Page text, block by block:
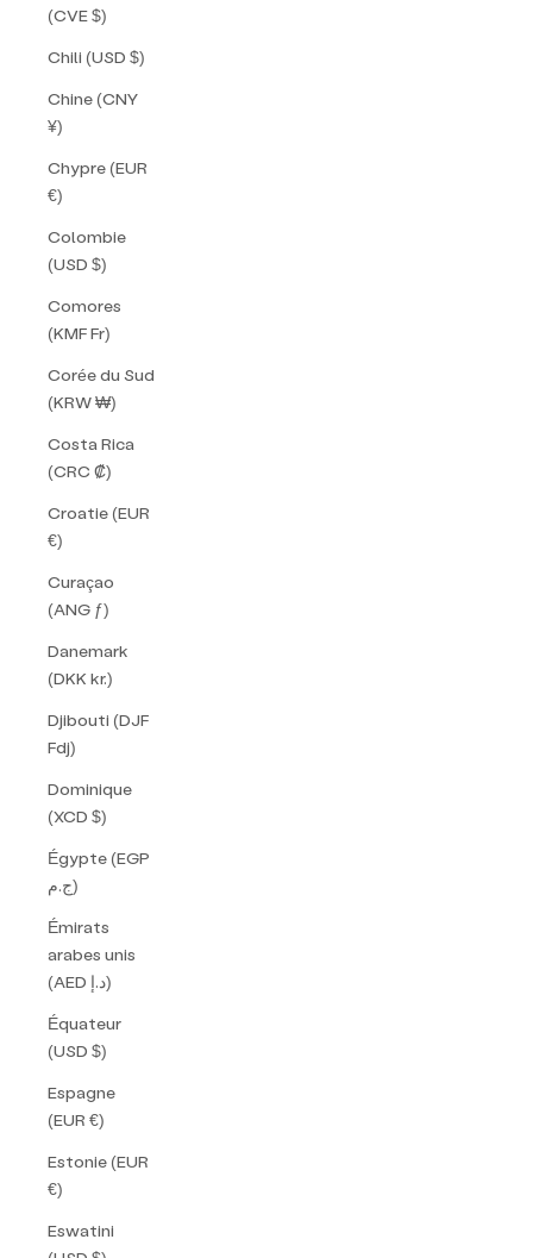
(CVE $)
Chili (USD $)
Chine (CNY
¥)
Chypre (EUR
€)
Colombie
(USD $)
Comores
(KMF Fr)
Corée du Sud
(KRW ₩)
Costa Rica
(CRC ₡)
Croatie (EUR
€)
Curaçao
(ANG ƒ)
Danemark
(DKK kr.)
Djibouti (DJF
Fdj)
Dominique
(XCD $)
Égypte (EGP
ج.م)
Émirats
arabes unis
(AED د.إ)
Équateur
(USD $)
Espagne
(EUR €)
Estonie (EUR
€)
Eswatini